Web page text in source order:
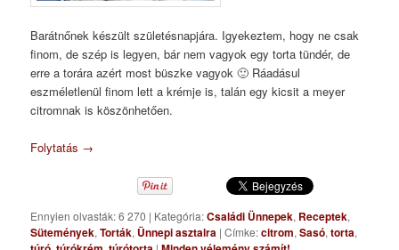
Barátnőnek készült születésnapjára. Igyekeztem, hogy ne csak
finom, de szép is legyen, bár nem vagyok egy torta tündér, de
erre a torára azért most büszke vagyok 🙂 Ráadásul
eszméletlenül finom lett a krémje is, talán egy kicsit a meyer
citromnak is köszönhetően.
Folytatás →
Ennyien olvasták: 6 270 | Kategória:Családi Ünnepek, Receptek,
Sütemények,Torták, Ünnepi asztalra |Címke:citrom,Sasó,torta,